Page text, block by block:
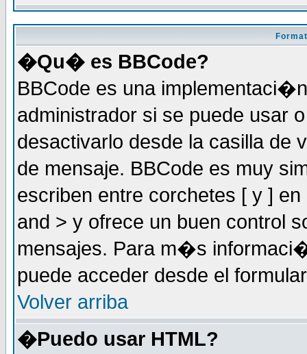
�Qu� es BBCode?
BBCode es una
administrador si se puede usar
desactivarlo desde la casilla de
de mensaje. BBCode es muy
escriben entre corchetes [ y ]
and > y ofrece un buen control
mensajes. Para m�s
puede acceder desde el
Volver arriba
�Puedo usar HTML?